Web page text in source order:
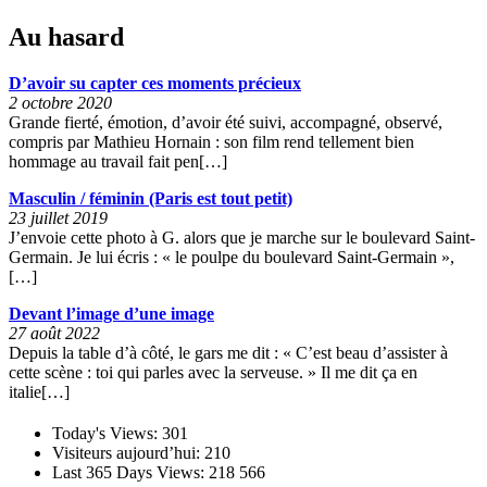
Au hasard
D’avoir su capter ces moments précieux
2 octobre 2020
Grande fierté, émotion, d’avoir été suivi, accompagné, observé,
compris par Mathieu Hornain : son film rend tellement bien
hommage au travail fait pen[…]
Masculin / féminin (Paris est tout petit)
23 juillet 2019
J’envoie cette photo à G. alors que je marche sur le boulevard Saint-
Germain. Je lui écris : « le poulpe du boulevard Saint-Germain »,
[…]
Devant l’image d’une image
27 août 2022
Depuis la table d’à côté, le gars me dit : « C’est beau d’assister à
cette scène : toi qui parles avec la serveuse. » Il me dit ça en
italie[…]
Today's Views: 301
Visiteurs aujourd’hui: 210
Last 365 Days Views: 218 566